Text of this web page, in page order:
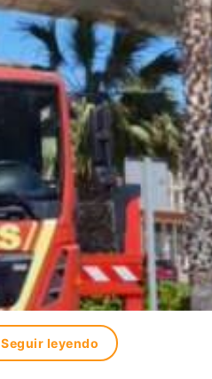
Seguir leyendo